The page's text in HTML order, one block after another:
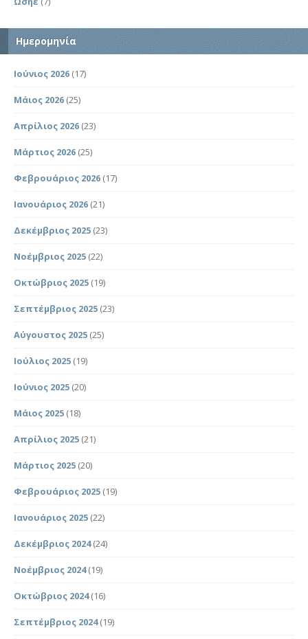
Ημερομηνία
Ιούνιος 2026 (17)
Μάιος 2026 (25)
Απρίλιος 2026 (23)
Μάρτιος 2026 (25)
Φεβρουάριος 2026 (17)
Ιανουάριος 2026 (21)
Δεκέμβριος 2025 (23)
Νοέμβριος 2025 (22)
Οκτώβριος 2025 (19)
Σεπτέμβριος 2025 (23)
Αύγουστος 2025 (25)
Ιούλιος 2025 (19)
Ιούνιος 2025 (20)
Μάιος 2025 (18)
Απρίλιος 2025 (21)
Μάρτιος 2025 (20)
Φεβρουάριος 2025 (19)
Ιανουάριος 2025 (22)
Δεκέμβριος 2024(24)
Νοέμβριος 2024(19)
Οκτώβριος 2024(16)
Σεπτέμβριος 2024(19)